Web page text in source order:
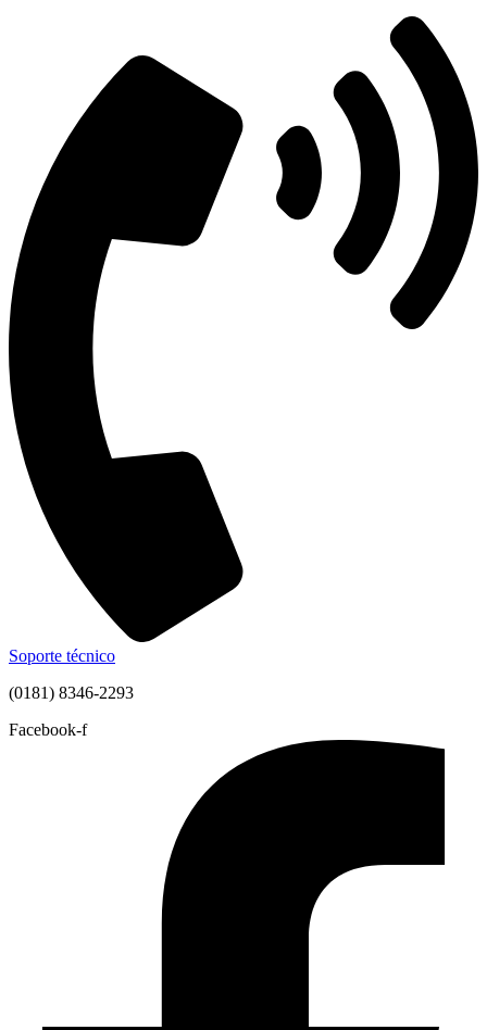
Soporte técnico
(0181) 8346-2293
Facebook-f